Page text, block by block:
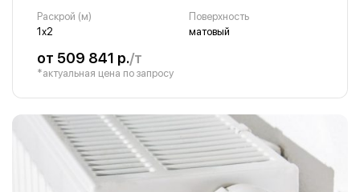
Раскрой (м)
1х2
Поверхность
матовый
от 509 841 р./т
*актуальная цена по запросу